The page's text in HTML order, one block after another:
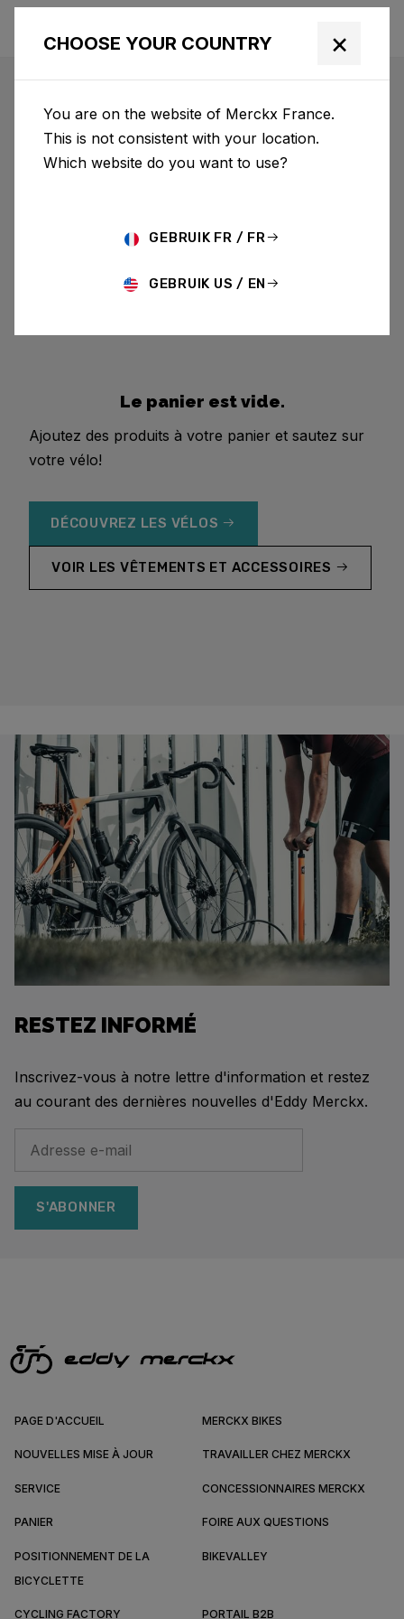
Le panier est vide.
Ajoutez des produits à votre panier et sautez sur
votre vélo!
DÉCOUVREZ LES VÉLOS
VOIR LES VÊTEMENTS ET ACCESSOIRES
RESTEZ INFORMÉ
Inscrivez-vous à notre lettre d'information et restez
au courant des dernières nouvelles d'Eddy Merckx.
S'ABONNER
PAGE D'ACCUEIL MERCKX BIKES
NOUVELLES MISE À JOUR TRAVAILLER CHEZ MERCKX
SERVICE CONCESSIONNAIRES MERCKX
PANIER FOIRE AUX QUESTIONS
POSITIONNEMENT DE LA
BICYCLETTE
BIKEVALLEY
CYCLING FACTORY PORTAIL B2B
CHOOSE YOUR COUNTRY ×
You are on the website of Merckx France.
This is not consistent with your location.
Which website do you want to use?
GEBRUIK FR / FR
GEBRUIK US / EN